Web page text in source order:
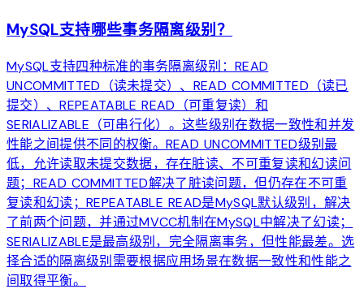
MySQL支持哪些事务隔离级别？
MySQL支持四种标准的事务隔离级别：READ
UNCOMMITTED（读未提交）、READ COMMITTED（读已
提交）、REPEATABLE READ（可重复读）和
SERIALIZABLE（可串行化）。这些级别在数据一致性和并发
性能之间提供不同的权衡。READ UNCOMMITTED级别最
低，允许读取未提交数据，存在脏读、不可重复读和幻读问
题；READ COMMITTED解决了脏读问题，但仍存在不可重
复读和幻读；REPEATABLE READ是MySQL默认级别，解决
了前两个问题，并通过MVCC机制在MySQL中解决了幻读；
SERIALIZABLE是最高级别，完全隔离事务，但性能最差。选
择合适的隔离级别需要根据应用场景在数据一致性和性能之
间取得平衡。